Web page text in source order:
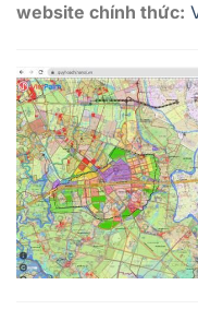
website chính thức: